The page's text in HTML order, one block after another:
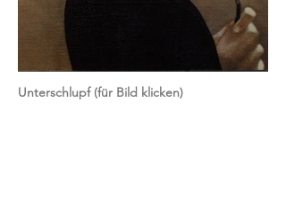
Unterschlupf (für Bild klicken)